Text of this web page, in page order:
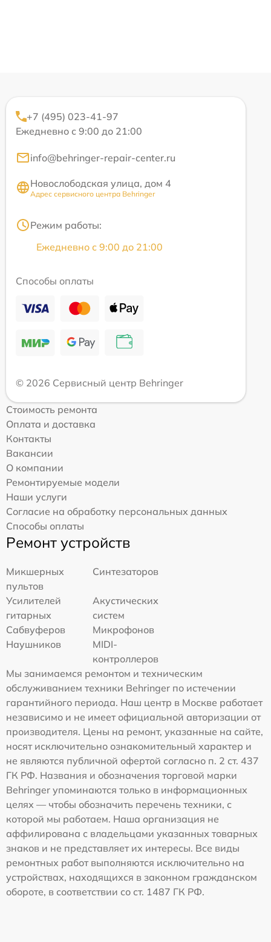
+7 (495) 023-41-97
Ежедневно с 9:00 до 21:00
info@behringer-repair-center.ru
Новослободская улица, дом 4
Адрес сервисного центра Behringer
Режим работы:
Ежедневно с 9:00 до 21:00
Способы оплаты
© 2026 Сервисный центр Behringer
Стоимость ремонта
Оплата и доставка
Контакты
Вакансии
О компании
Ремонтируемые модели
Наши услуги
Согласие на обработку персональных данных
Способы оплаты
Ремонт устройств
Микшерных
пультов
Синтезаторов
Усилителей
гитарных
Акустических
систем
Сабвуферов
Микрофонов
Наушников
MIDI-
контроллеров
Мы занимаемся ремонтом и техническим
обслуживанием техники Behringer по истечении
гарантийного периода. Наш центр в Москве работает
независимо и не имеет официальной авторизации от
производителя. Цены на ремонт, указанные на сайте,
носят исключительно ознакомительный характер и
не являются публичной офертой согласно п. 2 ст. 437
ГК РФ. Названия и обозначения торговой марки
Behringer упоминаются только в информационных
целях — чтобы обозначить перечень техники, с
которой мы работаем. Наша организация не
аффилирована с владельцами указанных товарных
знаков и не представляет их интересы. Все виды
ремонтных работ выполняются исключительно на
устройствах, находящихся в законном гражданском
обороте, в соответствии со ст. 1487 ГК РФ.